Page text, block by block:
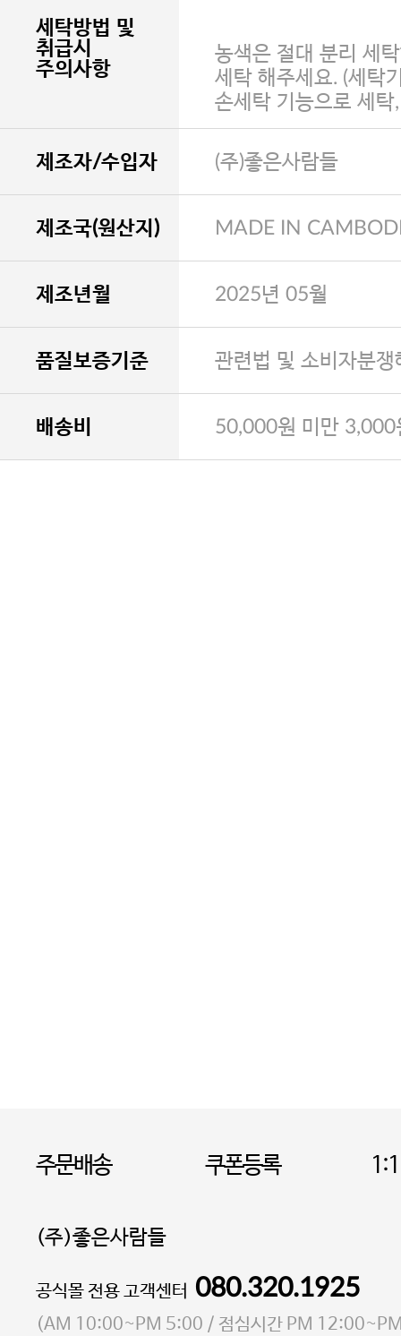
세탁방법 및
취급시
주의사항
농색은 절대 분리 세
세탁 해주세요. (세탁
손세탁 기능으로 세탁
제조자/수입자 (주)좋은사람들
제조국(원산지) MADE IN
제조년월 2025년 05월
품질보증기준 관련법 및 소비자분
배송비 50,000원 미만 3,000
주문배송 쿠폰등록
(주)좋은사람들
대표 이성현,박영환| 개인정보관리책임자 김상현
소재지 서울특별시 마포구 마포대로4다길 41 마포
공식몰 전용 고객센터 080.320.1925
(AM 10:00~PM 5:00 / 점심시간 PM